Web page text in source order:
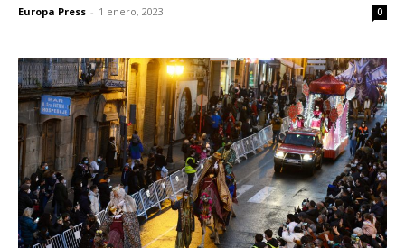
Europa Press - 1 enero, 2023 0